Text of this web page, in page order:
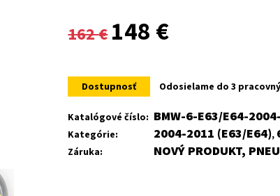
162€
Original
was:
162 €.
148 €
is:
148 €.
Dostupnosť Odosielame do 3
Katalógové číslo: BMW-6-E63/E64-
Kategórie: 2004-2011 (E63/E64),
Záruka: NOVÝ PRODUKT,